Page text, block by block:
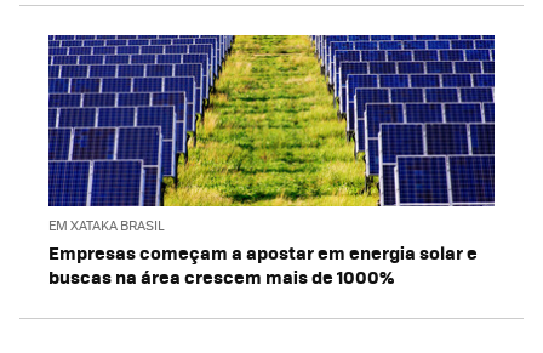
EM XATAKA BRASIL
Empresas começam a apostar em energia solar e
buscas na área crescem mais de 1000%